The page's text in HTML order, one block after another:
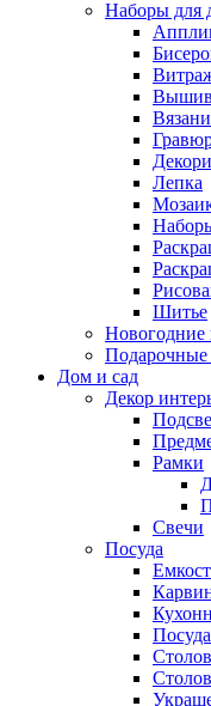
Наборы для
Лепка
Шитье
Новогодние
Подарочные
Дом и сад
Декор
Рамки
Свечи
Посуда